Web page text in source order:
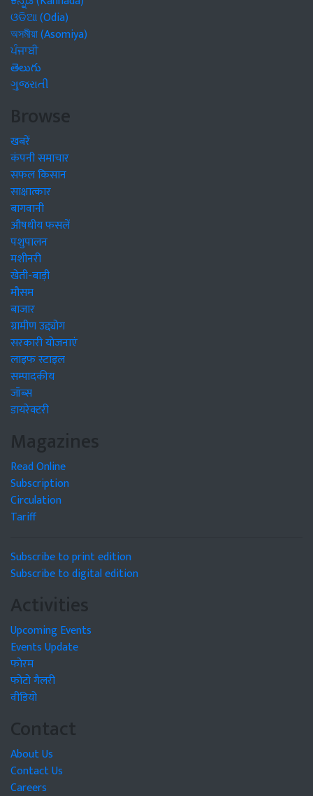
ଓଡିଆ (Odia)
অসমীয়া (Asomiya)
ਪੰਜਾਬੀ
తెలుగు
ગુજરાતી
Browse
खबरें
कंपनी समाचार
सफल किसान
साक्षात्कार
बागवानी
औषधीय फसलें
पशुपालन
मशीनरी
खेती-बाड़ी
मौसम
बाजार
ग्रामीण उद्द्योग
सरकारी योजनाएं
लाइफ स्टाइल
सम्पादकीय
जॉब्स
डायरेक्टरी
Magazines
Read Online
Subscription
Circulation
Tariff
Subscribe to print edition
Subscribe to digital edition
Activities
Upcoming Events
Events Update
फोरम
फोटो गैलरी
वीडियो
Contact
About Us
Contact Us
Careers